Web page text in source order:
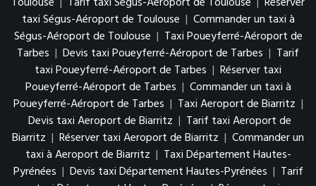
taxi Ségus-Aéroport de Toulouse | Commander un taxi à
Ségus-Aéroport de Toulouse | Taxi Poueyferré-Aéroport de
Tarbes | Devis taxi Poueyferré-Aéroport de Tarbes | Tarif
taxi Poueyferré-Aéroport de Tarbes | Réserver taxi
Poueyferré-Aéroport de Tarbes | Commander un taxi à
Poueyferré-Aéroport de Tarbes | Taxi Aeroport de Biarritz |
Devis taxi Aeroport de Biarritz | Tarif taxi Aeroport de
Biarritz | Réserver taxi Aeroport de Biarritz | Commander un
taxi à Aeroport de Biarritz | Taxi Département Hautes-
Pyrénées | Devis taxi Département Hautes-Pyrénées | Tarif